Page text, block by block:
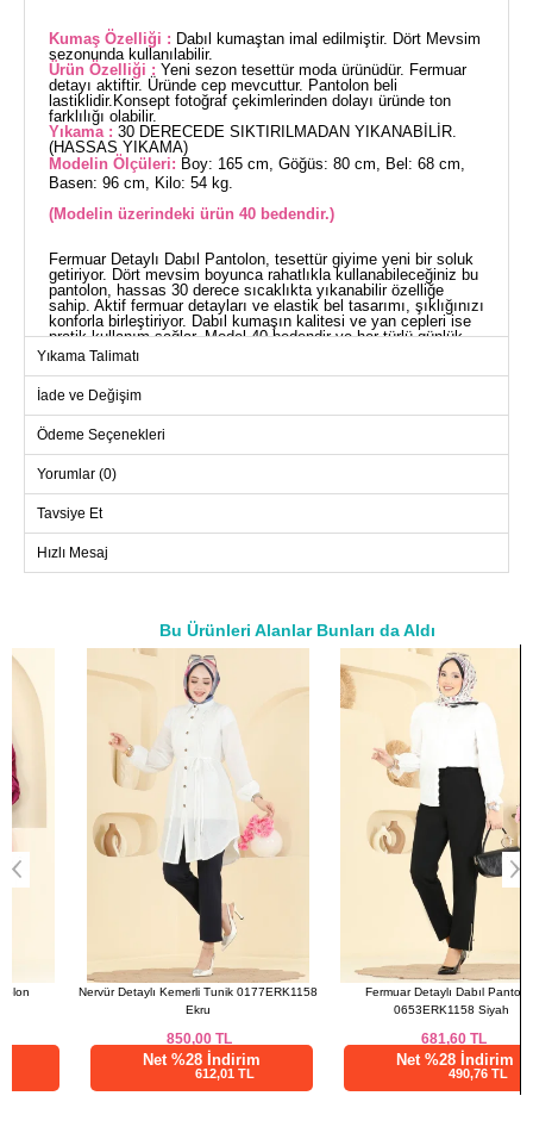
Kumaş Özelliği : Dabıl kumaştan imal edilmiştir. Dört Mevsim
sezonunda kullanılabilir.
Ürün Özelliği : Yeni sezon tesettür moda ürünüdür. Fermuar
detayı aktiftir. Üründe cep mevcuttur. Pantolon beli
lastiklidir.Konsept fotoğraf çekimlerinden dolayı üründe ton
farklılığı olabilir.
Yıkama : 30 DERECEDE SIKTIRILMADAN YIKANABİLİR.
(HASSAS YIKAMA)
Modelin Ölçüleri: Boy: 165 cm, Göğüs: 80 cm, Bel: 68 cm,
Basen: 96 cm, Kilo: 54 kg.
(Modelin üzerindeki ürün 40 bedendir.)
Fermuar Detaylı Dabıl Pantolon, tesettür giyime yeni bir soluk
getiriyor. Dört mevsim boyunca rahatlıkla kullanabileceğiniz bu
pantolon, hassas 30 derece sıcaklıkta yıkanabilir özelliğe
sahip. Aktif fermuar detayları ve elastik bel tasarımı, şıklığınızı
konforla birleştiriyor. Dabıl kumaşın kalitesi ve yan cepleri ise
pratik kullanım sağlar. Model 40 bedendir ve her türlü günlük
aktivitenizde yanınızda.
PANTOLON BEDEN
Beden
Basen
Boy
40
46
116
95
48
118
95
126 95
Yıkama Talimatı
İade ve Değişim
Ödeme Seçenekleri
Yorumlar (0)
Tavsiye Et
Hızlı Mesaj
Bu Ürünleri Alanlar Bunları da Aldı
a>
Nervür Detaylı Kemerli Tunik 0177ERK1158
TL
Net %28 İndirim
612,01 TL
Fermuar Detaylı Dabıl Pantolon
0653ERK1158 Siyah
TL
Net %28 İndirim
490,76 TL